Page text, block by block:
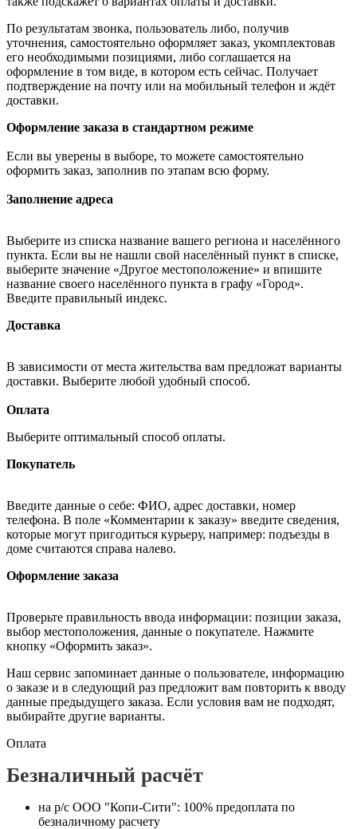
По результатам звонка, пользователь либо, получив
уточнения, самостоятельно оформляет заказ, укомплектовав
его необходимыми позициями, либо соглашается на
оформление в том виде, в котором есть сейчас. Получает
подтверждение на почту или на мобильный телефон и ждёт
доставки.
Оформление заказа в стандартном режиме
Если вы уверены в выборе, то можете самостоятельно
оформить заказ, заполнив по этапам всю форму.
Заполнение адреса
Выберите из списка название вашего региона и населённого
пункта. Если вы не нашли свой населённый пункт в списке,
выберите значение «Другое местоположение» и впишите
название своего населённого пункта в графу «Город».
Введите правильный индекс.
Доставка
В зависимости от места жительства вам предложат варианты
доставки. Выберите любой удобный способ.
Оплата
Выберите оптимальный способ оплаты.
Покупатель
Введите данные о себе: ФИО, адрес доставки, номер
телефона. В поле «Комментарии к заказу» введите сведения,
которые могут пригодиться курьеру, например: подъезды в
доме считаются справа налево.
Оформление заказа
Проверьте правильность ввода информации: позиции заказа,
выбор местоположения, данные о покупателе. Нажмите
кнопку «Оформить заказ».
Наш сервис запоминает данные о пользователе, информацию
о заказе и в следующий раз предложит вам повторить к вводу
данные предыдущего заказа. Если условия вам не подходят,
выбирайте другие варианты.
Оплата
Безналичный расчёт
на р/с ООО "Копи-Сити": 100% предоплата по
безналичному расчету